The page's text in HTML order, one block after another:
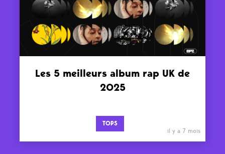
Les 5 meilleurs album rap UK de
2025
TOPS
il y a 7 mois